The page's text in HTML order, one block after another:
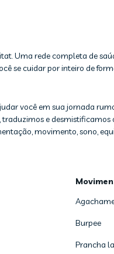
Uma rede completa de
se cuidar por inteiro de
você em sua jornada
traduzimos e desmistificamos
movimento, sono,
Burpee
Prancha